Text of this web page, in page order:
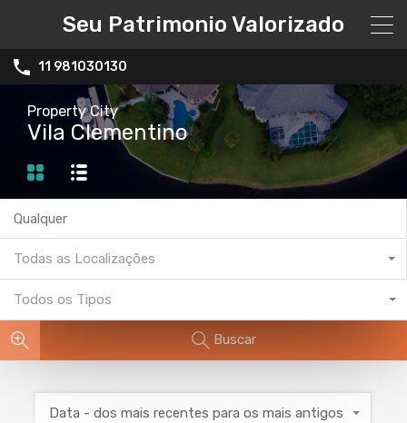
Seu Patrimonio Valorizado
11 981030130
Property City
Vila Clementino
Todas as Localizações
Todos os Tipos
Buscar
Data - dos mais recentes para os mais antigos